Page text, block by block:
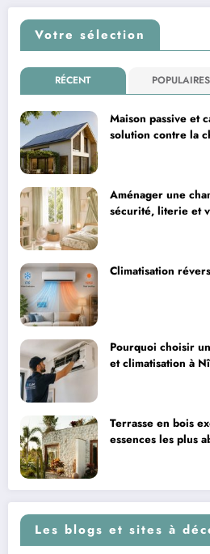
Votre sélection
RÉCENT POPULAIRES
Maison passive et
solution contre la
Aménager une
sécurité, literie et
Climatisation
Pourquoi choisir
et climatisation à
Terrasse en bois
essences les plus
Les blogs et sites à